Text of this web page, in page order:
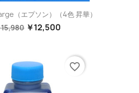
（エプソン）（4色 昇華）
￥12,500
favorite_border